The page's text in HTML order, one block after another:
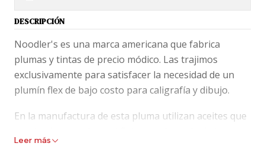
DESCRIPCIÓN
Noodler's es una marca americana que fabrica
plumas y tintas de precio módico. Las trajimos
exclusivamente para satisfacer la necesidad de un
plumín flex de bajo costo para caligrafía y dibujo.
En la manufactura de esta pluma utilizan aceites que
pluma, dando una experiencia no grata de escritura,
Leer más